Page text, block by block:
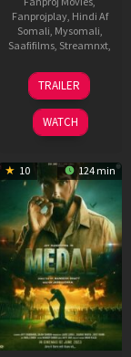
Fanprojplay, Hindi Af
Somali Mysomali
Saafifilms Streamnxt
25
Oct
2022
Amarpreet
G.S.
Chhabra
TRAILER
WATCH
10 124 min